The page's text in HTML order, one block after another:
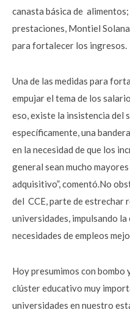
canasta básica de
prestaciones, Montiel
para fortalecer los ingresos.
Una de las medidas para
empujar el tema de los
eso, existe la insistencia del
específicamente, una
en la necesidad de que los
general sean mucho
adquisitivo”, comentó.No
del CCE, parte de estrechar
universidades, impulsando
necesidades de empleos
Hoy presumimos con
clúster educativo muy
universidades en nuestro